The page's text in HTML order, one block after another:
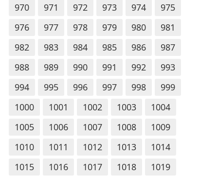
970
971 972 973 974
975
976
977 978 979 980
981
982
983 984 985 986
987
988
989 990 991 992
993
994
995 996 997 998
999
1000
1001 1002 1003
1004
1005
1006 1007 1008
1009
1010
1011 1012 1013
1014
1015
1016 1017 1018 1019